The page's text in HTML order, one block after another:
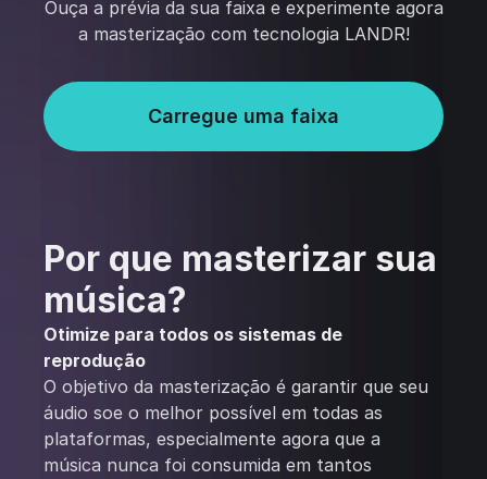
Ouça a prévia da sua faixa e experimente agora
a masterização com tecnologia LANDR!
Carregue uma faixa
Por que masterizar sua
música?
Otimize para todos os sistemas de
reprodução
O objetivo da masterização é garantir que seu
áudio soe o melhor possível em todas as
plataformas, especialmente agora que a
música nunca foi consumida em tantos